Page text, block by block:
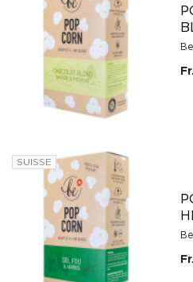
SUISSE